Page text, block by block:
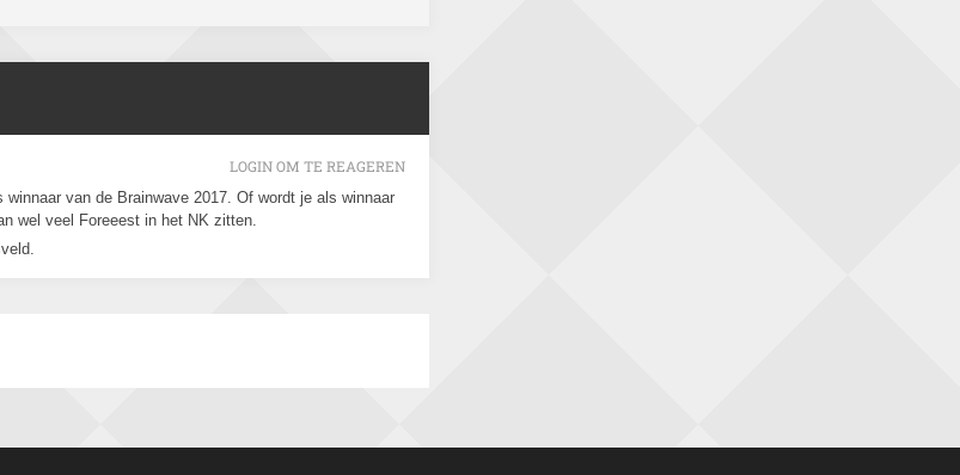
van de Brainwave 2017. Of wordt je als winnaar
wel veel Foreeest in het NK zitten.
LOGIN OM TE REAGEREN